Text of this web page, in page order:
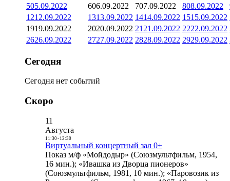
505.09.2022 606.09.2022 707.09.2022 808.09.2022
1212.09.2022 1313.09.2022 1414.09.2022 1515.09.2022
1919.09.2022 2020.09.2022 21 21.09.2022 2222.09.2022
2626.09.2022 2727.09.2022 2828.09.2022 2929.09.2022
Сегодня
Сегодня нет событий
Скоро
11
Августа
11:30- 12:30
Виртуальный концертный зал 0+
Показ м/ф «Мойдодыр» (Союзмультфильм, 1954,
16 мин.); «Ивашка из Дворца пионеров»
(Союзмультфильм, 1981, 10 мин.); «Паровозик из